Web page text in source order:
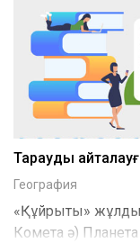
Тарауды
География
«Құйрықты»
Комета ә)